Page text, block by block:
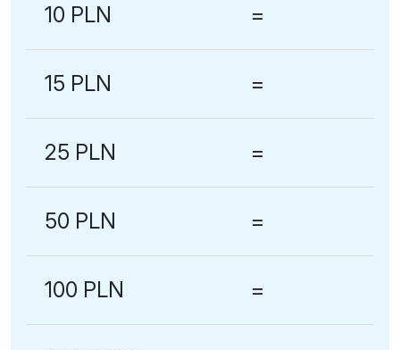
10 PLN =
15 PLN =
25 PLN =
50 PLN =
100 PLN =